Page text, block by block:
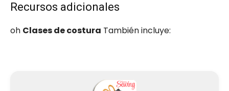
Recursos adicionales
oh Clases de costura También incluye: